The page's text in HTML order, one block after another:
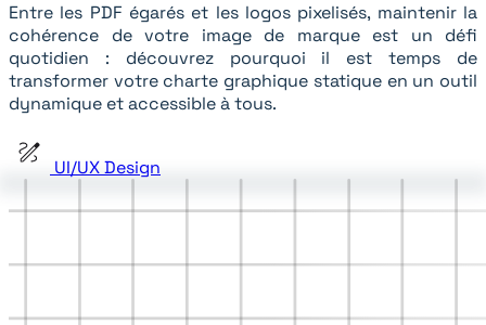
Entre les PDF égarés et les logos pixelisés, maintenir la
cohérence de votre image de marque est un défi
quotidien : découvrez pourquoi il est temps de
transformer votre charte graphique statique en un outil
dynamique et accessible à tous.
UI/UX Design